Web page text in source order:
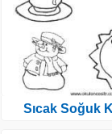
Sıcak Soğuk